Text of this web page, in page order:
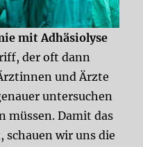
mit Adhäsiolyse
der oft dann
und Ärzte
untersuchen
müssen. Damit das
wir uns die